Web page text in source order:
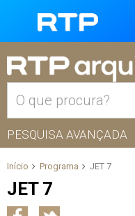
PESQUISA AVANÇADA
Início Programa JET 7
JET 7